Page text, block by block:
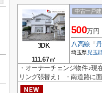
3DK
111.67㎡
中古一戸建
500万円
八高線 「
埼玉県児玉
・オーナーチェンジ物件♪
リング張替え） ・南道路に